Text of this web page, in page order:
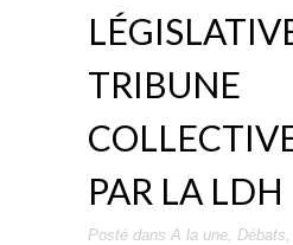
TRIBUNE
PAR LA LDH
Posté dans A la une, Débats,